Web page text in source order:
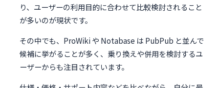
り、ユーザーの利用目的に合わせて比較検討されること
が多いのが現状です。
その中でも、ProWiki や Notabase は PubPub と並んで
候補に挙がることが多く、乗り換えや併用を検討するユ
ーザーからも注目されています。